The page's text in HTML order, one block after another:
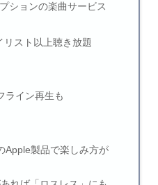
ションの楽曲サービス
スト以上聴き放題
ライン再生も
Apple製品で楽しみ方が